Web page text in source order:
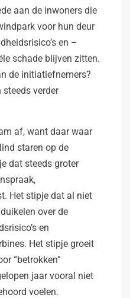
aan de inwoners die
voor hun deur
en –
schade blijven zitten.
de initiatiefnemers?
verder
af, want daar waar
staren op de
dat steeds groter
Het stipje dat al niet
over de
en
Het stipje groeit
“betrokken”
jaar vooral niet
voelen.